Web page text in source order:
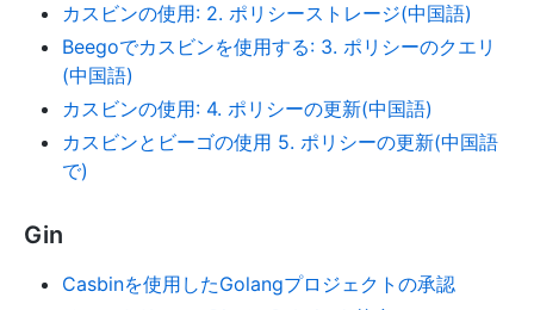
カスビンの使用: 2. ポリシーストレージ(中国語)
Beegoでカスビンを使用する: 3. ポリシーのクエリ
(中国語)
カスビンの使用: 4. ポリシーの更新(中国語)
カスビンとビーゴの使用 5. ポリシーの更新(中国語
で)
Gin
Casbinを使用したGolangプロジェクトの承認